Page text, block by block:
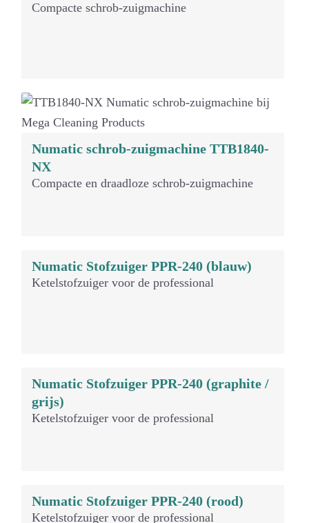
Compacte schrob-zuigmachine
Numatic schrob-zuigmachine TTB1840-
NX
Compacte en draadloze schrob-zuigmachine
Numatic Stofzuiger PPR-240 (blauw)
Ketelstofzuiger voor de professional
Numatic Stofzuiger PPR-240 (graphite /
grijs)
Ketelstofzuiger voor de professional
Numatic Stofzuiger PPR-240 (rood)
Ketelstofzuiger voor de professional